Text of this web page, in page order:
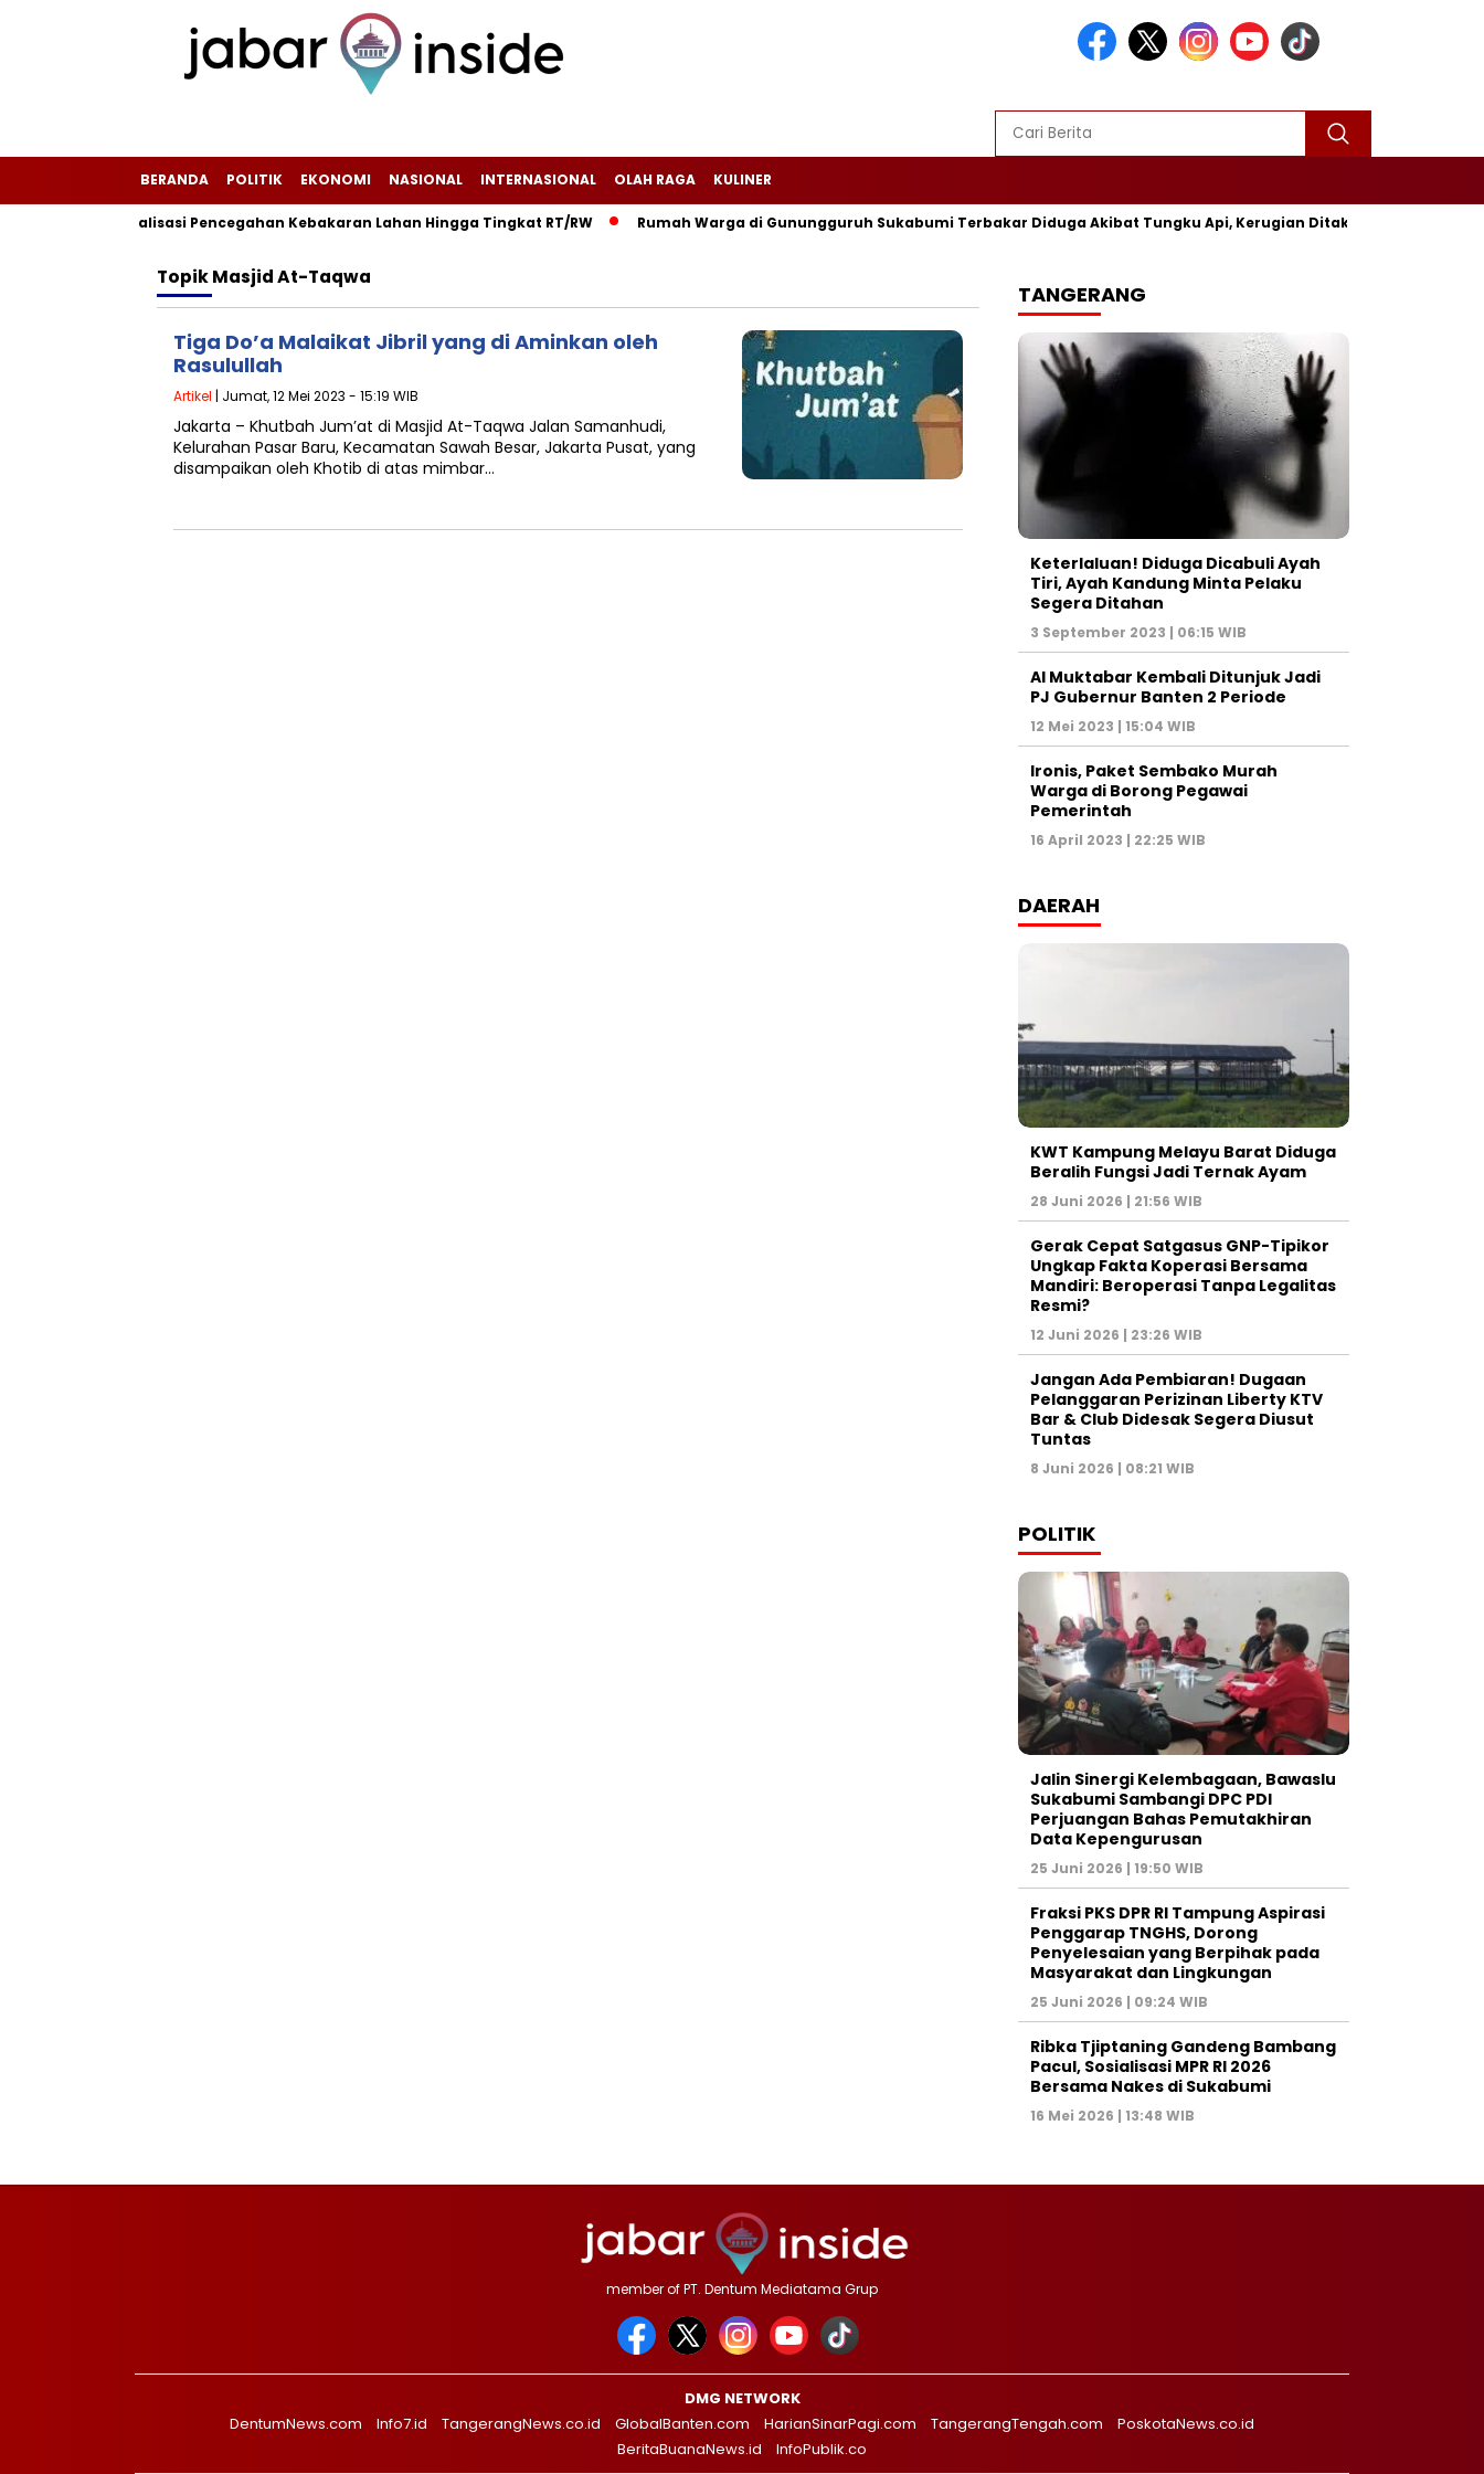
BERANDA POLITIK EKONOMI NASIONAL INTERNASIONAL OLAH RAGA KULINER
Sosialisasi Pencegahan Kebakaran Lahan Hingga Tingkat RT/RW‎ ‎Rumah Warga di Gunungguruh Sukabumi Terbakar Diduga Akibat Tungku Api, Kerugian Ditaksir Rp25 Juta
TopikMasjid At-Taqwa
Tiga Do’a Malaikat Jibril yang di Aminkan oleh
Rasulullah
Artikel | Jumat, 12 Mei 2023 - 15:19 WIB
Jakarta – Khutbah Jum’at di Masjid At-Taqwa Jalan Samanhudi,
Kelurahan Pasar Baru, Kecamatan Sawah Besar, Jakarta Pusat, yang
disampaikan oleh Khotib di atas mimbar…
TANGERANG
Keterlaluan! Diduga Dicabuli Ayah
Tiri, Ayah Kandung Minta Pelaku
Segera Ditahan
3 September 2023 | 06:15 WIB
Al Muktabar Kembali Ditunjuk Jadi
PJ Gubernur Banten 2 Periode
12 Mei 2023 | 15:04 WIB
Ironis, Paket Sembako Murah
Warga di Borong Pegawai
Pemerintah
16 April 2023 | 22:25 WIB
DAERAH
KWT Kampung Melayu Barat Diduga
Beralih Fungsi Jadi Ternak Ayam
28 Juni 2026 | 21:56 WIB
Gerak Cepat Satgasus GNP-Tipikor
Ungkap Fakta Koperasi Bersama
Mandiri: Beroperasi Tanpa Legalitas
Resmi?
12 Juni 2026 | 23:26 WIB
Jangan Ada Pembiaran! Dugaan
Pelanggaran Perizinan Liberty KTV
Bar & Club Didesak Segera Diusut
Tuntas
8 Juni 2026 | 08:21 WIB
POLITIK
Jalin Sinergi Kelembagaan, Bawaslu
Sukabumi Sambangi DPC PDI
Perjuangan Bahas Pemutakhiran
Data Kepengurusan
25 Juni 2026 | 19:50 WIB
‎Fraksi PKS DPR RI Tampung Aspirasi
Penggarap TNGHS, Dorong
Penyelesaian yang Berpihak pada
Masyarakat dan Lingkungan‎
25 Juni 2026 | 09:24 WIB
Ribka Tjiptaning Gandeng Bambang
Pacul, Sosialisasi MPR RI 2026
Bersama Nakes di Sukabumi
16 Mei 2026 | 13:48 WIB
member of PT. Dentum Mediatama Grup
DMG NETWORK
DentumNews.com
Info7.id TangerangNews.co.id GlobalBanten.com HarianSinarPagi.com TangerangTengah.com
PoskotaNews.co.id
BeritaBuanaNews.id
InfoPublik.co